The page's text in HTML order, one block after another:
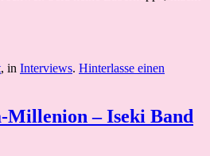
, in Interviews. Hinterlasse einen
Millenion – Iseki Band